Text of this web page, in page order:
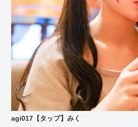
agi017【タップ】みく